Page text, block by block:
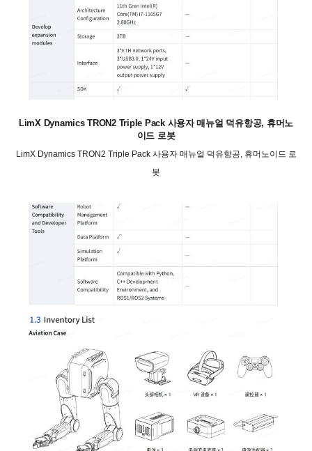
LimX Dynamics TRON2 Triple Pack 사용자 매뉴얼 덕유항공, 휴머노
이드 로봇
LimX Dynamics TRON2 Triple Pack 사용자 매뉴얼 덕유항공, 휴머노이드 로
봇